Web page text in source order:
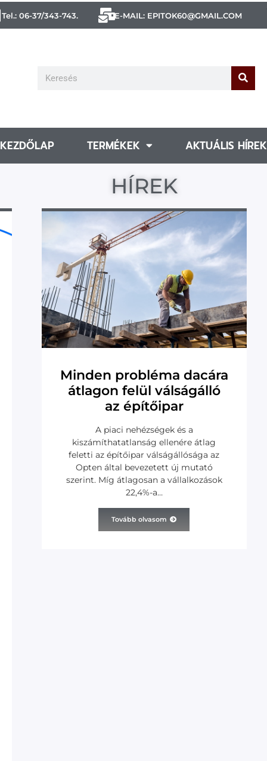
Tel.: 06-37/343-743. E-MAIL: EPITOK60@GMAIL.COM
KEZDŐLAP TERMÉKEK AKTUÁLIS HÍREK
HÍREK
Minden probléma dacára
átlagon felül válságálló
az építőipar
A piaci nehézségek és a
kiszámíthatatlanság ellenére átlag
feletti az építőipar válságállósága az
Opten által bevezetett új mutató
szerint. Míg átlagosan a vállalkozások
22,4%-a…
Tovább olvasom